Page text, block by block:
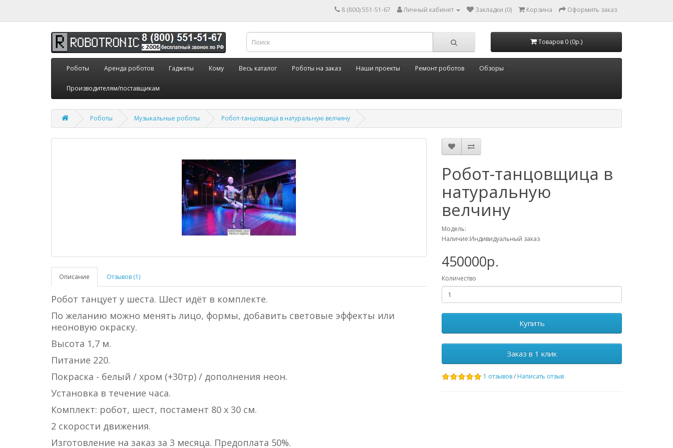
8 (800) 551-51-67 Личный кабинет Закладки (0) Корзина Оформить заказ
Товаров 0 (0р.)
Роботы Аренда роботов Гаджеты Кому Весь каталог Роботы на заказ Наши проекты Ремонт роботов Обзоры
Производителям/поставщикам
Роботы Музыкальные роботы Робот-танцовщица в натуральную велчину
Описание Отзывов (1)
Робот танцует у шеста. Шест идёт в комплекте.
По желанию можно менять лицо, формы, добавить световые эффекты или
неоновую окраску.
Высота 1,7 м.
Питание 220.
Покраска - белый / хром (+30тр) / дополнения неон.
Установка в течение часа.
Комплект: робот, шест, постамент 80 х 30 см.
2 скорости движения.
Изготовление на заказ за 3 месяца. Предоплата 50%.
Робот-танцовщица в
натуральную
велчину
Модель:
Наличие:Индивидуальный заказ
450000р.
Количество
Купить
Заказ в 1 клик
1 отзывов/ Написать отзыв